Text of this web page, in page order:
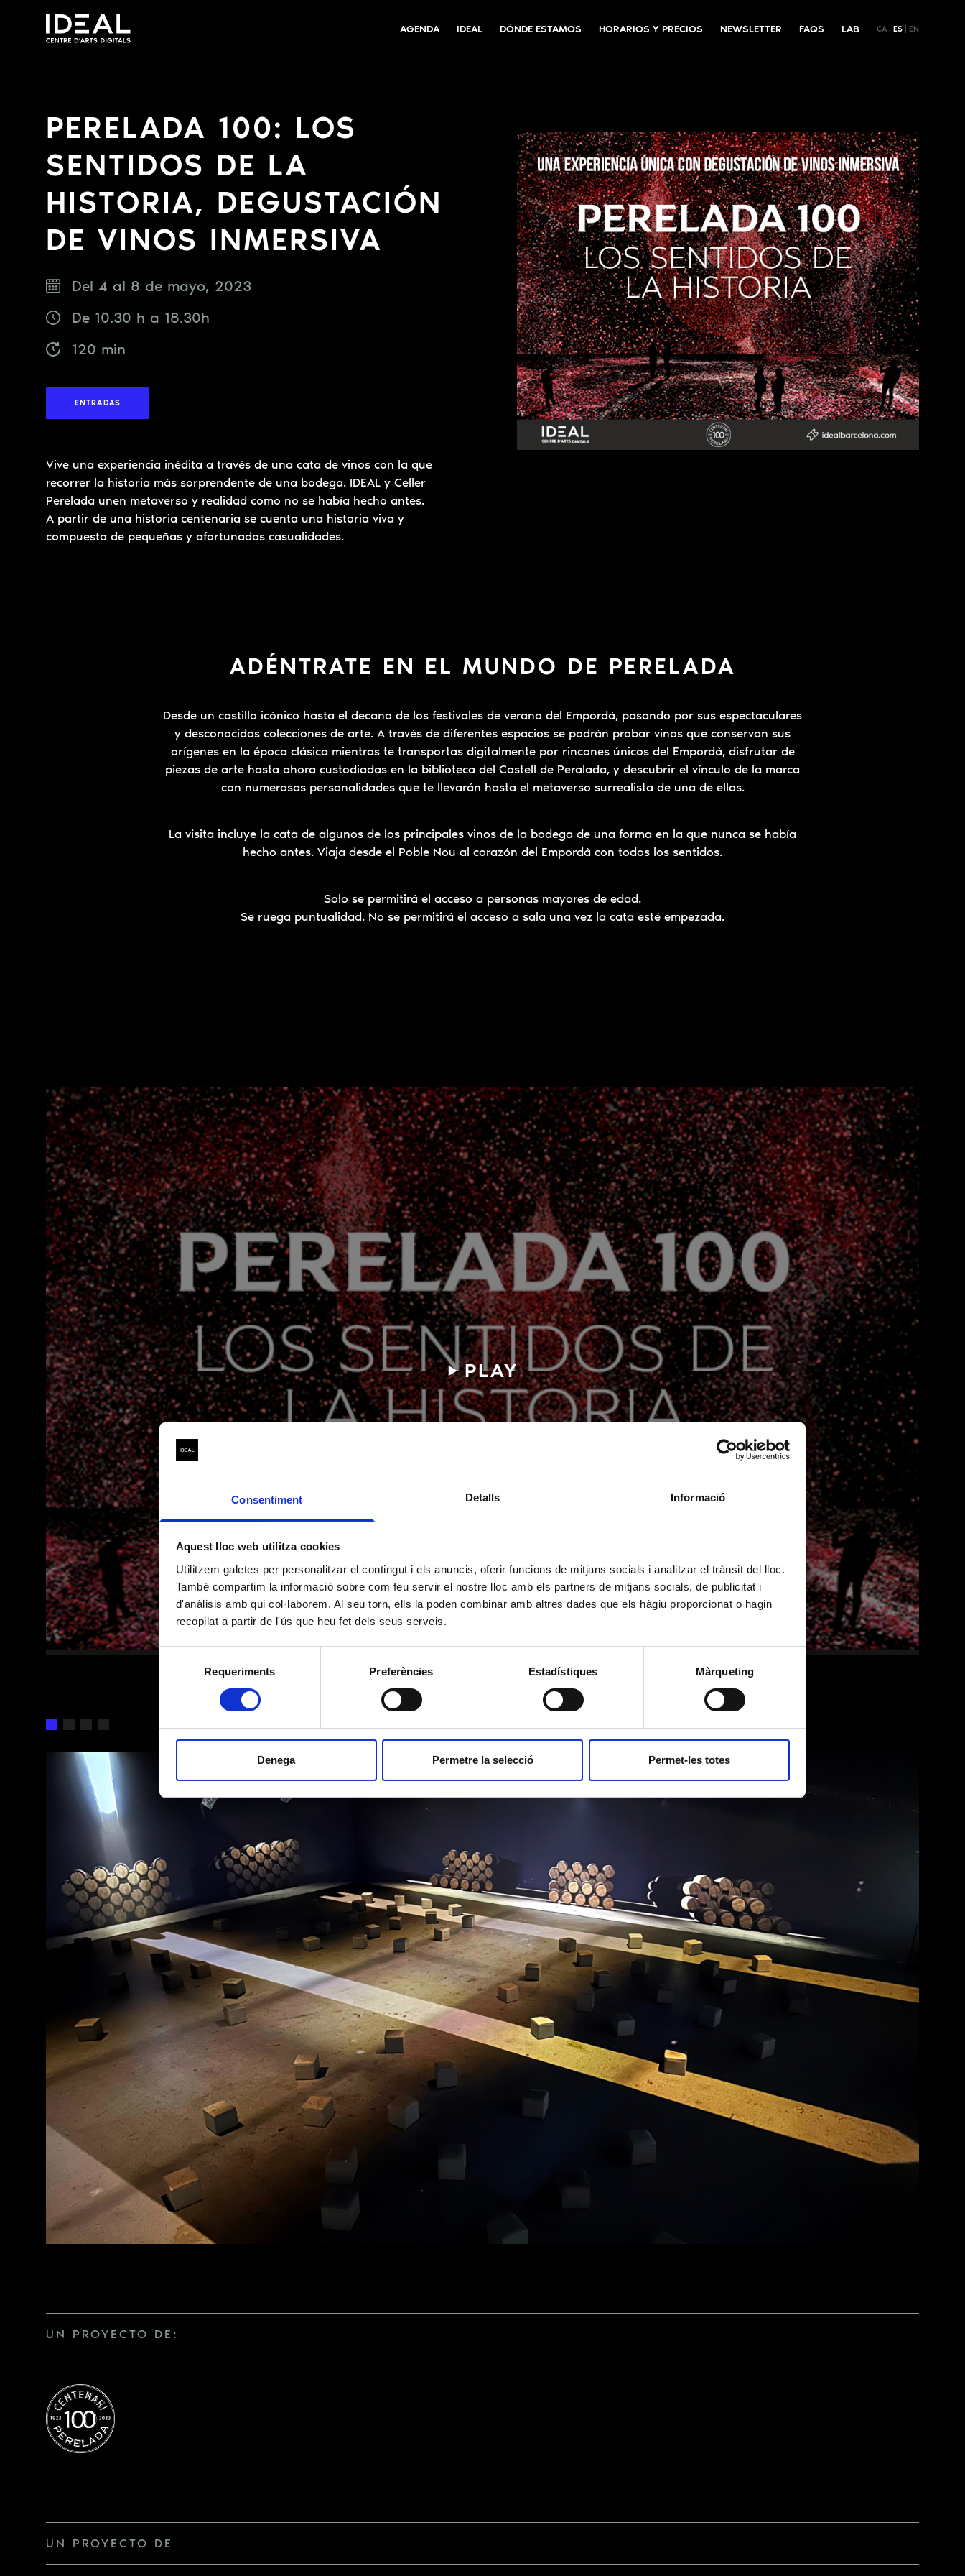
Consentiment Detalls Informació
Aquest lloc web utilitza cookies
Utilitzem galetes per personalitzar el contingut i els anuncis, oferir funcions de mitjans socials i analitzar el trànsit del lloc.
També compartim la informació sobre com feu servir el nostre lloc amb els partners de mitjans socials, de publicitat i
d'anàlisis amb qui col·laborem. Al seu torn, ells la poden combinar amb altres dades que els hàgiu proporcionat o hagin
recopilat a partir de l'ús que heu fet dels seus serveis.
consentiment
Requeriments Preferències Estadístiques Màrqueting
Denega Permetre la selecció Permet-les totes
AGENDA IDEAL DÓNDE ESTAMOS HORARIOS Y PRECIOS NEWSLETTER FAQS LAB CA ES EN
PERELADA 100: LOS
SENTIDOS DE LA
HISTORIA, DEGUSTACIÓN
DE VINOS INMERSIVA
Del 4 al 8 de mayo, 2023
De 10.30 h a 18.30h
120 min
ENTRADAS
Vive una experiencia inédita a través de una cata de vinos con la que
recorrer la historia más sorprendente de una bodega. IDEAL y Celler
Perelada unen metaverso y realidad como no se había hecho antes.
A partir de una historia centenaria se cuenta una historia viva y
compuesta de pequeñas y afortunadas casualidades.
ADÉNTRATE EN EL MUNDO DE PERELADA
Desde un castillo icónico hasta el decano de los festivales de verano del Empordà, pasando por sus espectaculares
y desconocidas colecciones de arte. A través de diferentes espacios se podrán probar vinos que conservan sus
orígenes en la época clásica mientras te transportas digitalmente por rincones únicos del Empordà, disfrutar de
piezas de arte hasta ahora custodiadas en la biblioteca del Castell de Peralada, y descubrir el vínculo de la marca
con numerosas personalidades que te llevarán hasta el metaverso surrealista de una de ellas.
La visita incluye la cata de algunos de los principales vinos de la bodega de una forma en la que nunca se había
hecho antes. Viaja desde el Poble Nou al corazón del Empordà con todos los sentidos.
Solo se permitirá el acceso a personas mayores de edad.
Se ruega puntualidad. No se permitirá el acceso a sala una vez la cata esté empezada.
PLAY
UN PROYECTO DE:
UN PROYECTO DE
(Reglamento (UE) 2016/679)
RESPONSABLE DEL
Le informamos de que Layers of Reality, SL, con domicilio en Carrer Badajoz, 38 – 40, Barcelona,
FINALIDAD
Gestionar la relación con la entidad y la participación en los actos, actividades y eventos que
organice y, en su caso, gestionar las donaciones y/o las cuotas.
Envío de comunicaciones informativas.
DESTINATARIOS
Los datos podrán ser cedidos a entidades financieras o plataformas de pago adheridas al «Privacy
Shield» para la gestión del pago de las donaciones y/o cuotas, así como a las autoridades
competentes. Fuera de estos casos, los datos no se cederán a terceros salvo que lo exija la ley o sea
necesario para cumplir con la finalidad del tratamiento.
DERECHOS